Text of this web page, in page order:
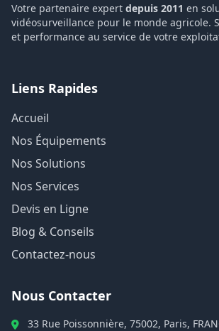
Votre partenaire expert depuis 2011 en
vidéosurveillance pour le monde agricole.
et performance au service de votre
Liens Rapides
Accueil
Nos Équipements
Nos Solutions
Nos Services
Devis en Ligne
Blog & Conseils
Contactez-nous
Nous Contacter
33 Rue Poissonnière, 75002, Paris,